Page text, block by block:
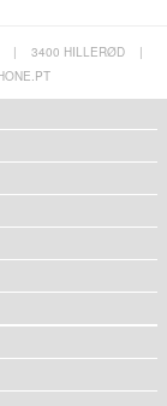
| 3400 HILLERØD
|